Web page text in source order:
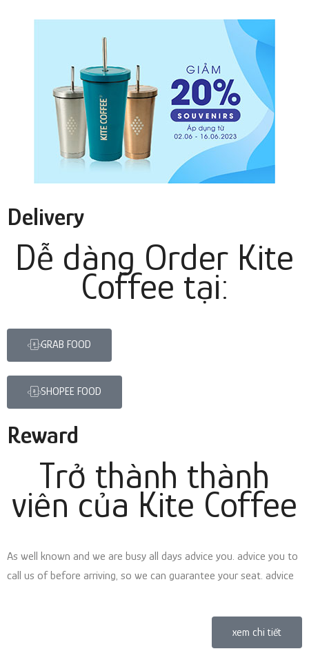
Delivery
Dễ dàng Order Kite
Coffee tại:
GRAB FOOD
SHOPEE FOOD
Reward
Trở thành thành
viên của Kite Coffee
As well known and we are busy all days advice you. advice you to
call us of before arriving, so we can guarantee your seat. advice
xem chi tiết